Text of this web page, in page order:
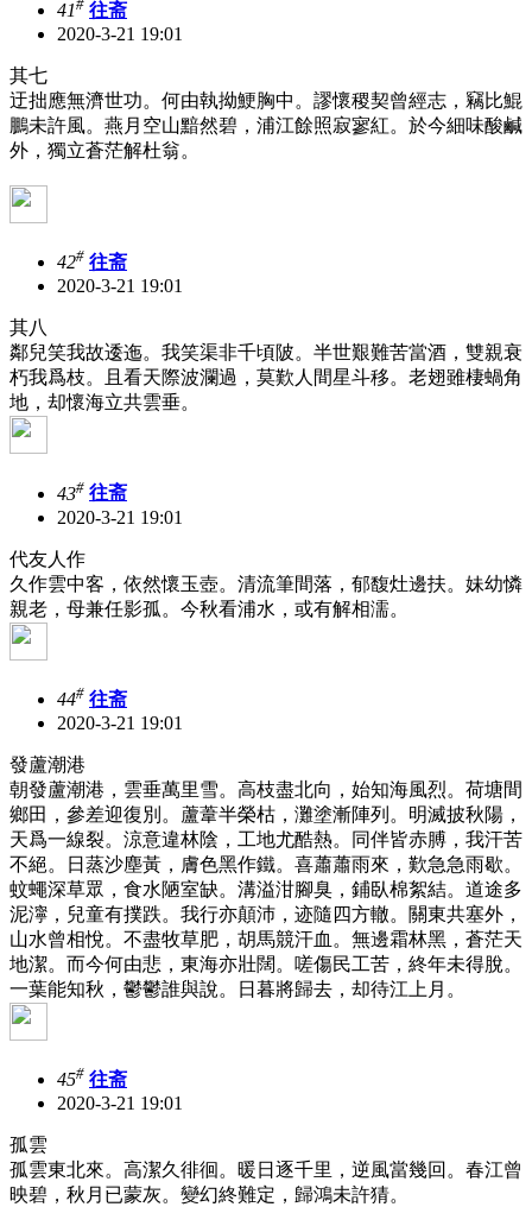
41# 往斋
2020-3-21 19:01
其七
迂拙應無濟世功。何由執拗鯁胸中。謬懷稷契曾經志，竊比鯤
鵬未許風。燕月空山黯然碧，浦江餘照寂寥紅。於今細味酸鹹
外，獨立蒼茫解杜翁。
42# 往斋
2020-3-21 19:01
其八
鄰兒笑我故逶迤。我笑渠非千頃陂。半世艱難苦當酒，雙親衰
朽我爲枝。且看天際波瀾過，莫歎人間星斗移。老翅雖棲蝸角
地，却懷海立共雲垂。
43# 往斋
2020-3-21 19:01
代友人作
久作雲中客，依然懷玉壺。清流筆間落，郁馥灶邊扶。妹幼憐
親老，母兼任影孤。今秋看浦水，或有解相濡。
44# 往斋
2020-3-21 19:01
發蘆潮港
朝發蘆潮港，雲垂萬里雪。高枝盡北向，始知海風烈。荷塘間
鄉田，參差迎復別。蘆葦半榮枯，灘塗漸陣列。明滅披秋陽，
天爲一線裂。涼意違林陰，工地尤酷熱。同伴皆赤膊，我汗苦
不絕。日蒸沙塵黃，膚色黑作鐵。喜蕭蕭雨來，歎急急雨歇。
蚊蠅深草眾，食水陋室缺。溝溢泔腳臭，鋪臥棉絮結。道途多
泥濘，兒童有撲跌。我行亦顛沛，迹隨四方轍。關東共塞外，
山水曾相悅。不盡牧草肥，胡馬競汗血。無邊霜林黑，蒼茫天
地潔。而今何由悲，東海亦壯闊。嗟傷民工苦，終年未得脫。
一葉能知秋，鬱鬱誰與說。日暮將歸去，却待江上月。
45# 往斋
2020-3-21 19:01
孤雲
孤雲東北來。高潔久徘徊。暖日逐千里，逆風當幾回。春江曾
映碧，秋月已蒙灰。變幻終難定，歸鴻未許猜。